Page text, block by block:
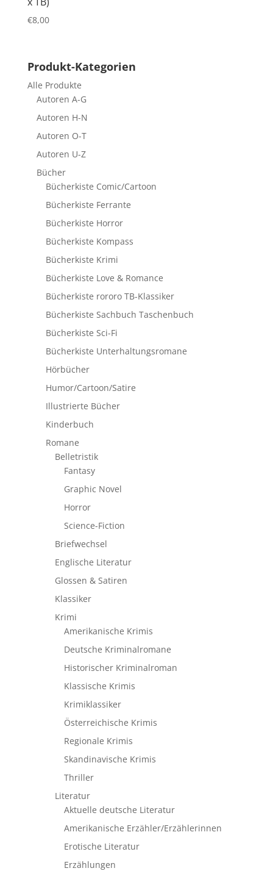
€8,00
Produkt-Kategorien
Alle Produkte
Autoren A-G
Autoren H-N
Autoren O-T
Autoren U-Z
Bücher
Bücherkiste Comic/Cartoon
Bücherkiste Ferrante
Bücherkiste Horror
Bücherkiste Kompass
Bücherkiste Krimi
Bücherkiste Love & Romance
Bücherkiste rororo TB-Klassiker
Bücherkiste Sachbuch Taschenbuch
Bücherkiste Sci-Fi
Bücherkiste Unterhaltungsromane
Hörbücher
Humor/Cartoon/Satire
Illustrierte Bücher
Kinderbuch
Romane
Belletristik
Fantasy
Graphic Novel
Horror
Science-Fiction
Briefwechsel
Englische Literatur
Glossen & Satiren
Klassiker
Krimi
Amerikanische Krimis
Deutsche Kriminalromane
Historischer Kriminalroman
Klassische Krimis
Krimiklassiker
Österreichische Krimis
Regionale Krimis
Skandinavische Krimis
Thriller
Literatur
Aktuelle deutsche Literatur
Amerikanische Erzähler/Erzählerinnen
Erotische Literatur
Erzählungen